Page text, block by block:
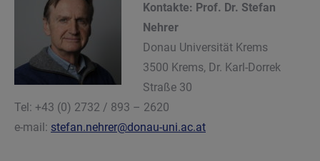
Kontakte: Prof. Dr. Stefan
Nehrer
Donau Universität Krems
3500 Krems, Dr. Karl-Dorrek
Straße 30
Tel: +43 (0) 2732 / 893 – 2620
e-mail: stefan.nehrer@donau-uni.ac.at